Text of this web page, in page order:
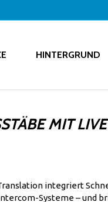
HINTERGRUND
MIT
integriert
Systeme – und